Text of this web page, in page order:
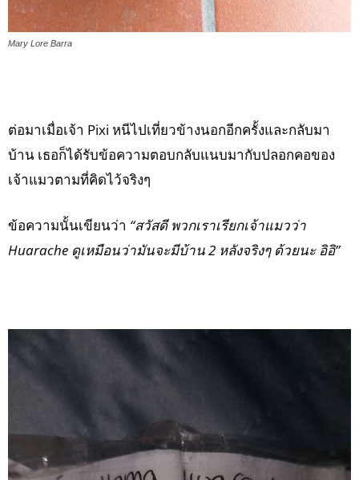
Mary Lore Barra
ต่อมาเมื่อเจ้า Pixi หนีไปเที่ยวข้างนอกอีกครั้งและกลับมา
บ้าน เธอก็ได้รับข้อความตอบกลับแนบมากับปลอกคอของ
เจ้าแมวตามที่คิดไว้จริงๆ
ข้อความนั้นเขียนว่า “สวัสดี พวกเราเรียกเจ้าแมวว่า
Huarache ดูเหมือนว่ามันจะมีบ้าน 2 หลังจริงๆ ด้วยนะ อิอิ”